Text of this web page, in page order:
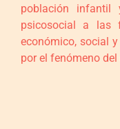
población infantil
psicosocial a las
económico, social
por el fenómeno